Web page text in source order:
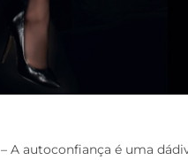
– A autoconfiança é uma